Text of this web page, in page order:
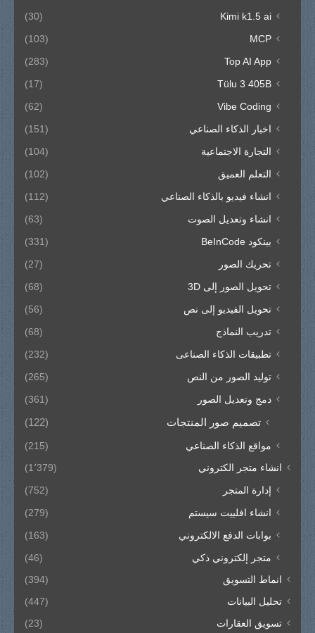
Kimi k1.5 ai
(30)
MCP
(103)
Top AI App
(283)
Tülu 3 405B
(17)
Vibe Coding
(62)
اخبار الذكاء الصناعي
(151)
التجارة الاجتماعية
(104)
التعلم العميق
(102)
انشاء فيديو بالذكاء الصناعي
(112)
انشاء وتعديل الصوت
(63)
بينكود BeInCode
(331)
تحريك الصور
(27)
تحويل الصور إلى 3D
(68)
تحويل الفيديو إلى نص
(56)
تدريب النماذج
(68)
تطبيقات الذكاء الصناعى
(232)
توليد الصور من النص
(265)
دمج وتعديل الصور
(361)
تصميم صور المنتجات (122)
مواقع الذكاء الصناعي (215)
انشاء متجر الكتروني (1٬379)
إدارة المتجر
(752)
انشاء افلييت سيستم
(279)
بوابات الدفع الالكتروني
(163)
متجر إلكتروني ذكي
(46)
انماط التسويق (394)
تحليل البيانات (447)
تسويق العقارات (23)